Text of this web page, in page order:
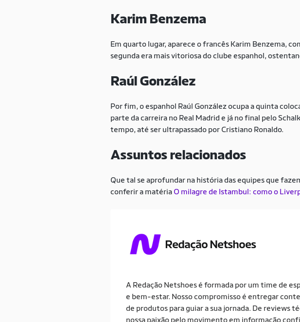
Karim Benzema
Em quarto lugar, aparece o francês Karim Benzema,
segunda era mais vitoriosa do clube espanhol,
Raúl González
Por fim, o espanhol Raúl González ocupa a quinta
parte da carreira no Real Madrid e já no final pelo
tempo, até ser ultrapassado por Cristiano Ronaldo.
Assuntos relacionados
Que tal se aprofundar na história das equipes que
conferir a matéria O milagre de Istambul: como o
Redação Netshoes
A Redação Netshoes é formada por um time de
e bem-estar. Nosso compromisso é entregar
de produtos para guiar a sua jornada. De reviews
nossa paixão pelo movimento em informação